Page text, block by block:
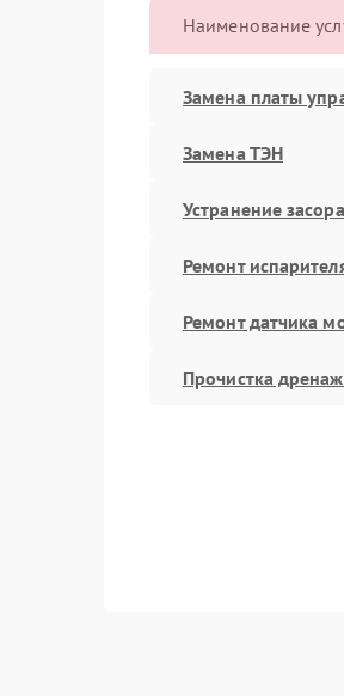
Наименование
Замена платы
Замена ТЭН
Устранение
Ремонт
Ремонт датчика
Прочистка